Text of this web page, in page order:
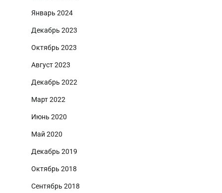
Январь 2024
Декабрь 2023
Октябрь 2023
Август 2023
Декабрь 2022
Март 2022
Июнь 2020
Май 2020
Декабрь 2019
Октябрь 2018
Сентябрь 2018